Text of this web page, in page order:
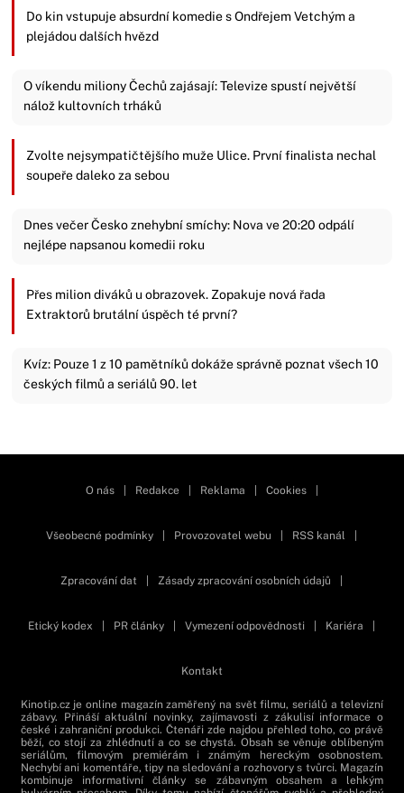
Do kin vstupuje absurdní komedie s Ondřejem Vetchým a
plejádou dalších hvězd
O víkendu miliony Čechů zajásají: Televize spustí největší
nálož kultovních trháků
Zvolte nejsympatičtějšího muže Ulice. První finalista nechal
soupeře daleko za sebou
Dnes večer Česko znehybní smíchy: Nova ve 20:20 odpálí
nejlépe napsanou komedii roku
Přes milion diváků u obrazovek. Zopakuje nová řada
Extraktorů brutální úspěch té první?
Kvíz: Pouze 1 z 10 pamětníků dokáže správně poznat všech 10
českých filmů a seriálů 90. let
O nás Redakce Reklama Cookies
Všeobecné podmínky Provozovatel webu RSS kanál
Zpracování dat Zásady zpracování osobních údajů
Etický kodex PR články Vymezení odpovědnosti Kariéra
Kontakt
Kinotip.cz je online magazín zaměřený na svět filmu, seriálů a televizní
zábavy. Přináší aktuální novinky, zajímavosti z zákulisí informace o
české i zahraniční produkci. Čtenáři zde najdou přehled toho, co právě
běží, co stojí za zhlédnutí a co se chystá. Obsah se věnuje oblíbeným
seriálům, filmovým premiérám i známým hereckým osobnostem.
Nechybí ani komentáře, tipy na sledování a rozhovory s tvůrci. Magazín
kombinuje informativní články se zábavným obsahem a lehkým